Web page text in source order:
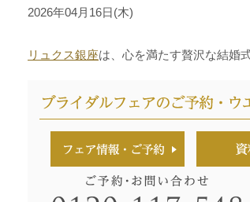
2026年04月16日(木)
リュクス銀座は、心を満たす贅沢な結婚